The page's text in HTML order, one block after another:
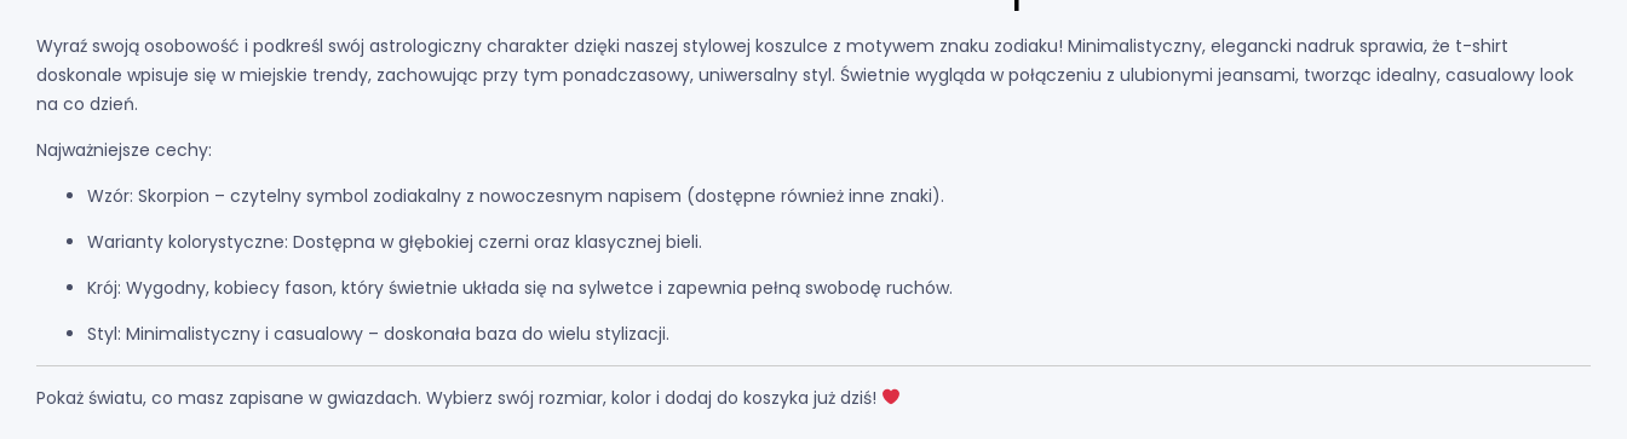
Wyraź swoją osobowość i podkreśl swój astrologiczny charakter dzięki naszej stylowej koszulce z motywem znaku zodiaku! Minimalistyczny, elegancki nadruk sprawia, że t-shirt
doskonale wpisuje się w miejskie trendy, zachowując przy tym ponadczasowy, uniwersalny styl. Świetnie wygląda w połączeniu z ulubionymi jeansami, tworząc idealny, casualowy look
na co dzień.
Najważniejsze cechy:
Wzór: Skorpion – czytelny symbol zodiakalny z nowoczesnym napisem (dostępne również inne znaki).
Warianty kolorystyczne: Dostępna w głębokiej czerni oraz klasycznej bieli.
Krój: Wygodny, kobiecy fason, który świetnie układa się na sylwetce i zapewnia pełną swobodę ruchów.
Styl: Minimalistyczny i casualowy – doskonała baza do wielu stylizacji.
Pokaż światu, co masz zapisane w gwiazdach. Wybierz swój rozmiar, kolor i dodaj do koszyka już dziś!